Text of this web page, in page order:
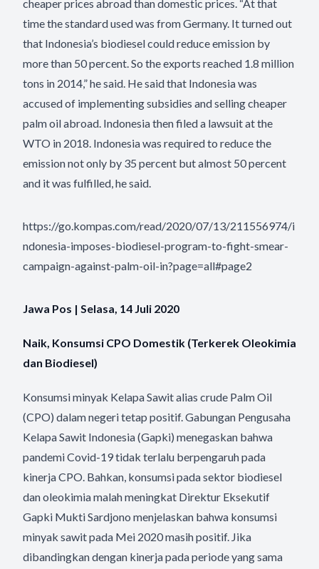
cheaper prices abroad than domestic prices. “At that
time the standard used was from Germany. It turned out
that Indonesia’s biodiesel could reduce emission by
more than 50 percent. So the exports reached 1.8 million
tons in 2014,” he said. He said that Indonesia was
accused of implementing subsidies and selling cheaper
palm oil abroad. Indonesia then filed a lawsuit at the
WTO in 2018. Indonesia was required to reduce the
emission not only by 35 percent but almost 50 percent
and it was fulfilled, he said.
https://go.kompas.com/read/2020/07/13/211556974/i
ndonesia-imposes-biodiesel-program-to-fight-smear-
campaign-against-palm-oil-in?page=all#page2
Jawa Pos | Selasa, 14 Juli 2020
Naik, Konsumsi CPO Domestik (Terkerek Oleokimia
dan Biodiesel)
Konsumsi minyak Kelapa Sawit alias crude Palm Oil
(CPO) dalam negeri tetap positif. Gabungan Pengusaha
Kelapa Sawit Indonesia (Gapki) menegaskan bahwa
pandemi Covid-19 tidak terlalu berpengaruh pada
kinerja CPO. Bahkan, konsumsi pada sektor biodiesel
dan oleokimia malah meningkat Direktur Eksekutif
Gapki Mukti Sardjono menjelaskan bahwa konsumsi
minyak sawit pada Mei 2020 masih positif. Jika
dibandingkan dengan kinerja pada periode yang sama